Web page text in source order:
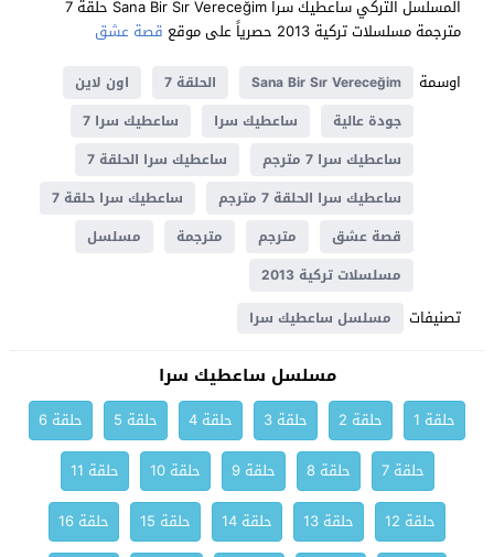
المسلسل التركي ساعطيك سرا Sana Bir Sır Vereceğim حلقة 7
مترجمة مسلسلات تركية 2013 حصرياً على موقع
قصة عشق
اوسمة
Sana Bir Sır Vereceğim الحلقة 7
اون لاين
جودة عالية
ساعطيك سرا
ساعطيك سرا 7
ساعطيك سرا 7 مترجم
ساعطيك سرا الحلقة 7
ساعطيك سرا الحلقة 7 مترجم
ساعطيك سرا حلقة 7
قصة عشق
مترجم مترجمة
مسلسل
مسلسلات تركية 2013
تصنيفات مسلسل ساعطيك سرا
مسلسل ساعطيك سرا
حلقة 1 حلقة 2 حلقة 3 حلقة 4 حلقة 5
حلقة 6
حلقة 7
حلقة 8 حلقة 9 حلقة 10
حلقة 11
حلقة 12
حلقة 13 حلقة 14 حلقة 15
حلقة 16